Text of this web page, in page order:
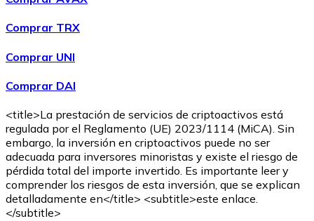
Comprar TRX
Comprar UNI
Comprar DAI
<title>La prestación de servicios de criptoactivos está
regulada por el Reglamento (UE) 2023/1114 (MiCA). Sin
embargo, la inversión en criptoactivos puede no ser
adecuada para inversores minoristas y existe el riesgo de
pérdida total del importe invertido. Es importante leer y
comprender los riesgos de esta inversión, que se explican
detalladamente en</title> <subtitle>este enlace.
</subtitle>